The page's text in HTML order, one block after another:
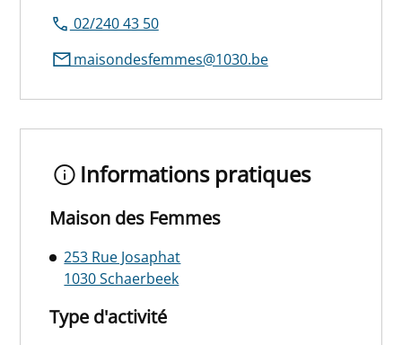
02/240 43 50
maisondesfemmes@1030.be
Informations pratiques
Maison des Femmes
253 Rue Josaphat
1030 Schaerbeek
Type d'activité